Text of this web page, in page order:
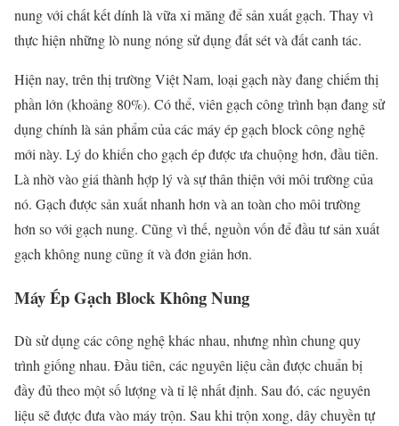
nung với chất kết dính là vữa xi măng để sản xuất gạch. Thay vì
thực hiện những lò nung nóng sử dụng đất sét và đất canh tác.
Hiện nay, trên thị trường Việt Nam, loại gạch này đang chiếm thị
phần lớn (khoảng 80%). Có thể, viên gạch công trình bạn đang sử
dụng chính là sản phẩm của các máy ép gạch block công nghệ
mới này. Lý do khiến cho gạch ép được ưa chuộng hơn, đầu tiên.
Là nhờ vào giá thành hợp lý và sự thân thiện với môi trường của
nó. Gạch được sản xuất nhanh hơn và an toàn cho môi trường
hơn so với gạch nung. Cũng vì thế, nguồn vốn để đầu tư sản xuất
gạch không nung cũng ít và đơn giản hơn.
Máy Ép Gạch Block Không Nung
Dù sử dụng các công nghệ khác nhau, nhưng nhìn chung quy
trình giống nhau. Đầu tiên, các nguyên liệu cần được chuẩn bị
đầy đủ theo một số lượng và tỉ lệ nhất định. Sau đó, các nguyên
liệu sẽ được đưa vào máy trộn. Sau khi trộn xong, dây chuyền tự